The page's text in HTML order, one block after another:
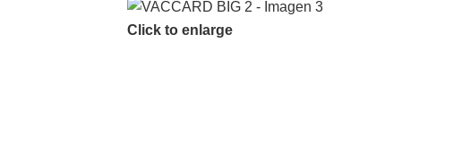
Click to enlarge